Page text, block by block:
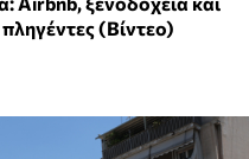
(Βίντεο)